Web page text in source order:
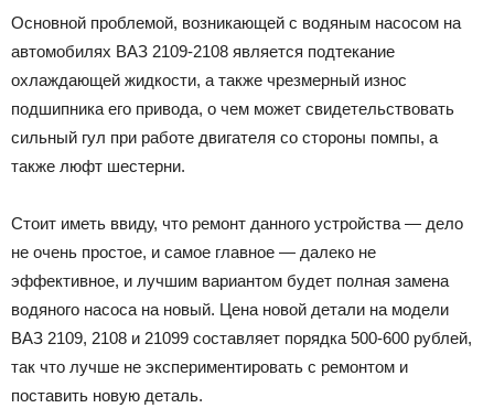
Основной проблемой, возникающей с водяным насосом на
автомобилях ВАЗ 2109-2108 является подтекание
охлаждающей жидкости, а также чрезмерный износ
подшипника его привода, о чем может свидетельствовать
сильный гул при работе двигателя со стороны помпы, а
также люфт шестерни.
Стоит иметь ввиду, что ремонт данного устройства — дело
не очень простое, и самое главное — далеко не
эффективное, и лучшим вариантом будет полная замена
водяного насоса на новый. Цена новой детали на модели
ВАЗ 2109, 2108 и 21099 составляет порядка 500-600 рублей,
так что лучше не экспериментировать с ремонтом и
поставить новую деталь.